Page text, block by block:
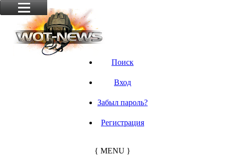
Поиск
Вход
Забыл пароль?
Регистрация
{ MENU }